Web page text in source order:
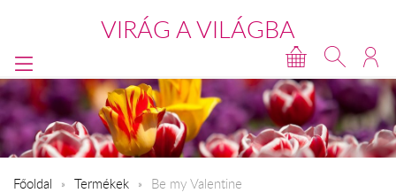
VIRÁG A VILÁGBA
Főoldal Termékek Be my Valentine